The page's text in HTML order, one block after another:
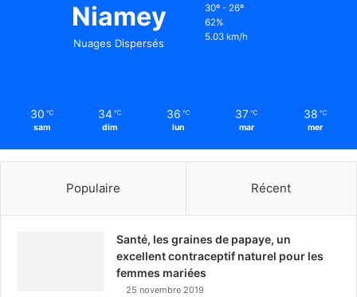
Niamey
Nuages Dispersés
30º - 26º
62%
5.03 km/h
30 ℃
sam
34 ℃
dim
36 ℃
lun
37 ℃
mar
38 ℃
mer
Populaire Récent
Santé, les graines de papaye, un
excellent contraceptif naturel pour les
femmes mariées
25 novembre 2019